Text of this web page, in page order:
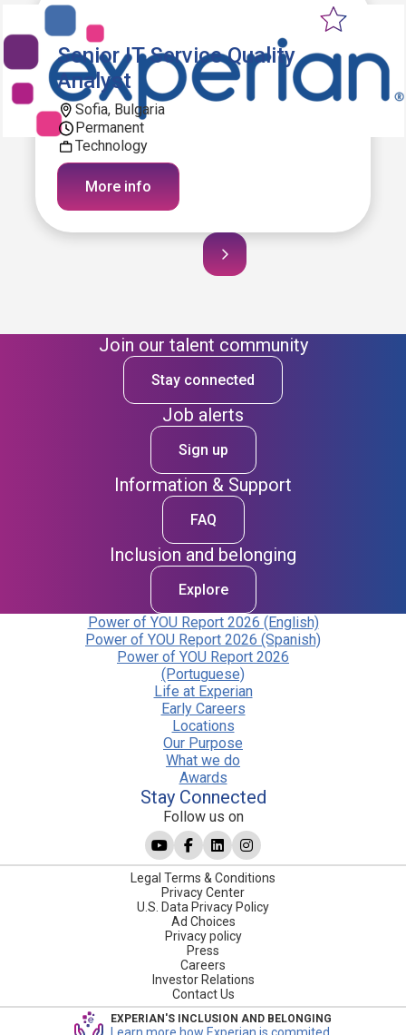
Senior IT Service Quality
Analyst
Sofia, Bulgaria
Permanent
Technology
More info
Join our talent community
Stay connected
Job alerts
Sign up
Information & Support
FAQ
Inclusion and belonging
Explore
Power of YOU Report 2026 (English)
Power of YOU Report 2026 (Spanish)
Power of YOU Report 2026
(Portuguese)
Life at Experian
Early Careers
Locations
Our Purpose
What we do
Awards
Stay Connected
Follow us on
Legal Terms & Conditions
Privacy Center
U.S. Data Privacy Policy
Ad Choices
Privacy policy
Press
Careers
Investor Relations
Contact Us
EXPERIAN'S INCLUSION AND BELONGING